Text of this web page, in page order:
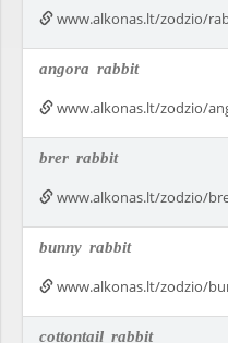
www.alkonas.lt/zodzio/
angora rabbit
www.alkonas.lt/zodzio/
brer rabbit
www.alkonas.lt/zodzio/
bunny rabbit
www.alkonas.lt/zodzio/
cottontail rabbit